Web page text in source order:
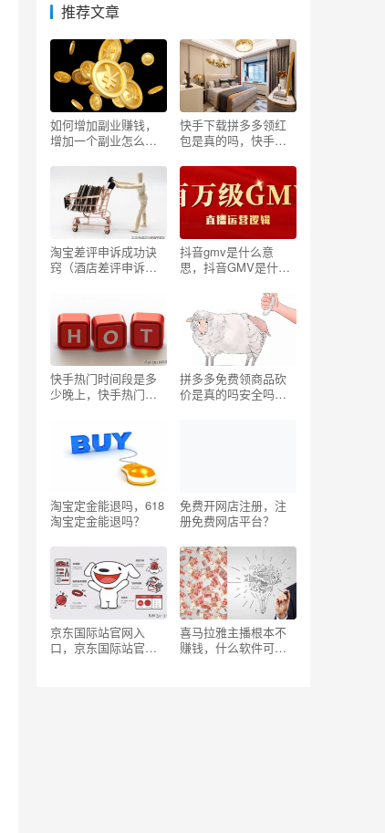
推荐文章
如何增加副业赚钱，
增加一个副业怎么发
快手下载拼多多领红
包是真的吗，快手下
的吗吗？
淘宝差评申诉成功诀
窍（酒店差评申诉成
抖音gmv是什么意
思，抖音GMV是什么
快手热门时间段是多
少晚上，快手热门时
拼多多免费领商品砍
价是真的吗安全吗，
淘宝定金能退吗，618
淘宝定金能退吗？
免费开网店注册，注
册免费网店平台？
京东国际站官网入
口，京东国际站官网
喜马拉雅主播根本不
赚钱，什么软件可以